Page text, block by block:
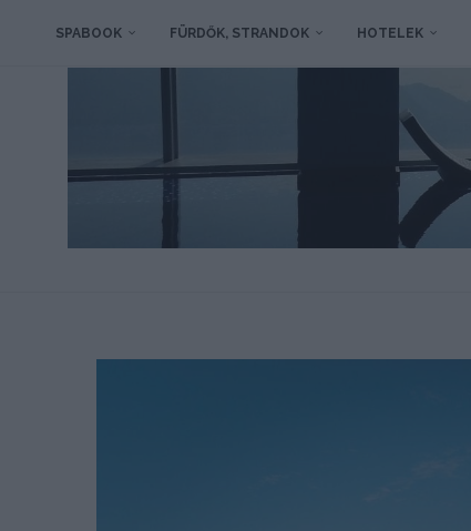
SPABOOK FÜRDŐK, STRANDOK HOTELEK